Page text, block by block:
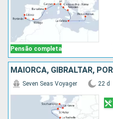
Pensão completa
Seven Seas Voyager 22 d